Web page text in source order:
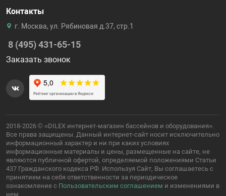
Контакты
г. Москва, ул. Рябиновая д.37, стр.1
8 (495) 431-65-15
Заказать звонок
2018-2026 © «DILEX интернет-магазин бассейнов и оборудования».
Все права защищены. Данный интернет-сайт носит исключительно
информационный характер и ни при каких условиях
информационные материалы и цены, размещенные на сайте, не
являются публичной офертой, определяемой положениями Статьи
437 Гражданского кодекса РФ. Используя Сайт, Вы соглашаетесь с
принятием на себя ответственности за периодическое
ознакомление с Пользовательским соглашением и изменениями в
нем.